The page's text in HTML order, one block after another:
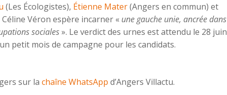
(Les Écologistes), Étienne Mater(Angers en commun) et
Céline Véron espère incarner « une gauche unie, ancrée dans
sociales». Le verdict des urnes est attendu le 28 juin
petit mois de campagne pour les candidats.
sur la chaîne WhatsApp d’Angers Villactu.